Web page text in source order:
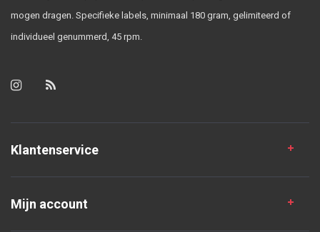
mogen dragen. Specifieke labels, minimaal 180 gram, gelimiteerd of
individueel genummerd, 45 rpm.
Klantenservice
Mijn account